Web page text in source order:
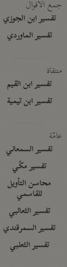
جمع الأقوال
تفسير ابن الجوزي
تفسير الماوردي
منتقاة
تفسير ابن القيم
تفسير ابن تيمية
عامّة
تفسير السمعاني
تفسير مكّي
محاسن التأويل
للقاسمي
تفسير الثعالبي
تفسير السمرقندي
تفسير الثعلبي